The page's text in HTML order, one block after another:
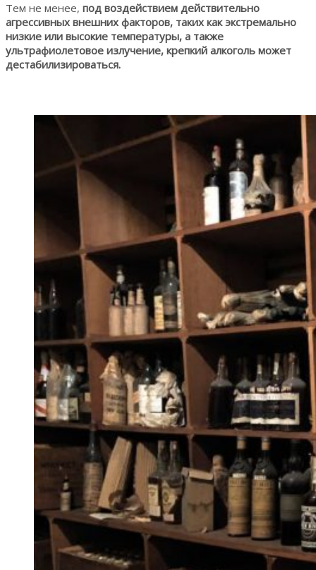
Тем не менее, под воздействием действительно
агрессивных внешних факторов, таких как экстремально
низкие или высокие температуры, а также
ультрафиолетовое излучение, крепкий алкоголь может
дестабилизироваться.